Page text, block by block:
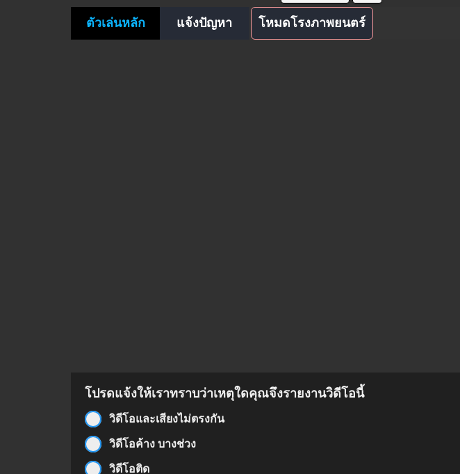
ตัวเล่นหลัก แจ้งปัญหา โหมดโรงภาพยนตร์
โปรดแจ้งให้เราทราบว่าเหตุใดคุณจึงรายงานวิดีโอนี้
วิดีโอและเสียงไม่ตรงกัน
วิดีโอค้าง บางช่วง
วิดีโอติด